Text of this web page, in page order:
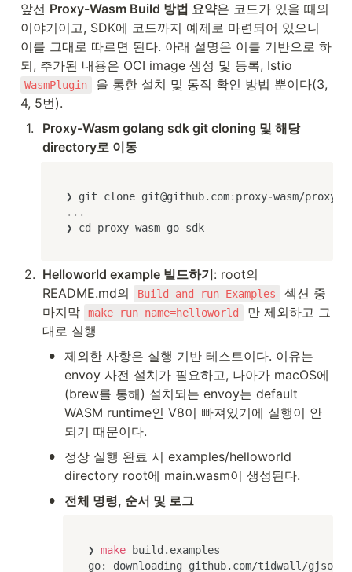
앞선 Proxy-Wasm Build 방법 요약은 코드가 있을 때의
이야기이고, SDK에 코드까지 예제로 마련되어 있으니
이를 그대로 따르면 된다. 아래 설명은 이를 기반으로 하
WasmPlugin
을 통한 설치 및 동작 확인 방법 뿐이다(3,
4, 5번).
1.
Proxy-Wasm golang sdk git cloning 및 해당
directory로 이동
❯ git clone git@github.com: proxy-wasm/proxy
...
❯ cd proxy-wasm-go-sdk
2. Helloworld example 빌드하기: root의
README.md의
Build and run Examples
섹션 중
마지막
make run name=helloworld
만 제외하고 그
대로 실행
• 제외한 사항은 실행 기반 테스트이다. 이유는
envoy 사전 설치가 필요하고, 나아가 macOS에
(brew를 통해) 설치되는 envoy는 default
WASM runtime인 V8이 빠져있기에 실행이 안
되기 때문이다.
•
정상 실행 완료 시 examples/helloworld
directory root에 main.wasm이 생성된다.
• 전체 명령, 순서 및 로그
❯ make build.examples
go: downloading github.com/tidwall/gjson